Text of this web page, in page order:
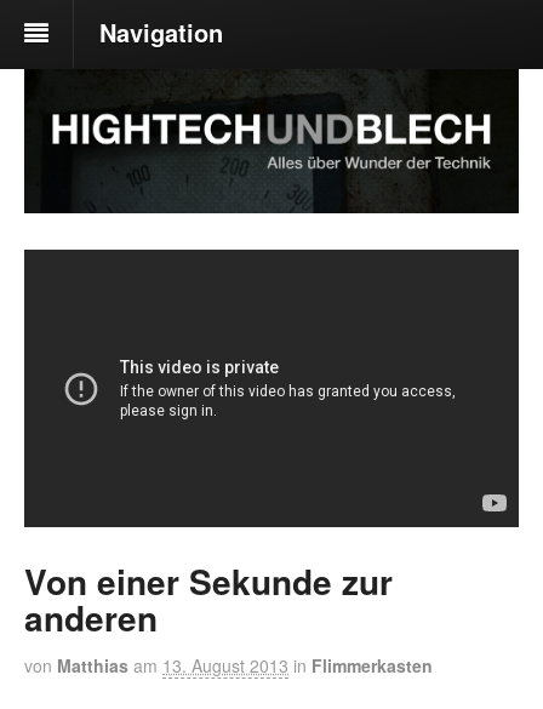
Navigation
Von einer Sekunde zur
anderen
von Matthias am 13. August 2013 in Flimmerkasten